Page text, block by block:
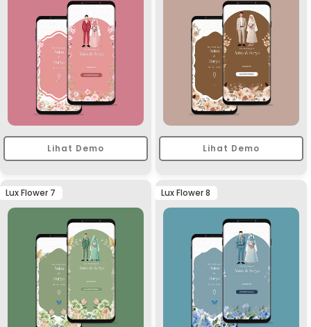
Lihat Demo Lihat Demo
Lux Flower 7 Lux Flower 8